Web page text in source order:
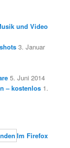
und Video
3. Januar
5. Juni 2014
– kostenlos 1.
Im Firefox